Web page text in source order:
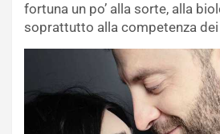
fortuna un po’ alla sorte, alla
soprattutto alla competenza